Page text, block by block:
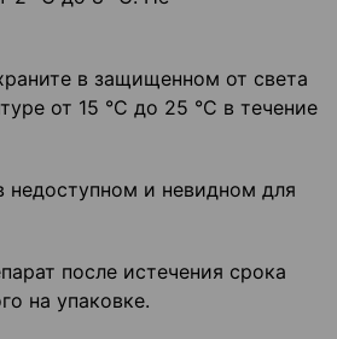
в защищенном от света
от 15 °С до 25 °С в течение
недоступном и невидном для
после истечения срока
на упаковке.